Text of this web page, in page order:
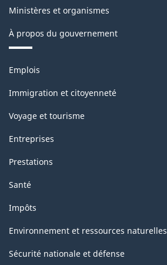
Ministères et organismes
À propos du gouvernement
Thèmes
sujets
Emplois
Immigration et citoyenneté
Voyage et tourisme
Entreprises
Prestations
Santé
Impôts
Environnement et ressources naturelles
Sécurité nationale et défense